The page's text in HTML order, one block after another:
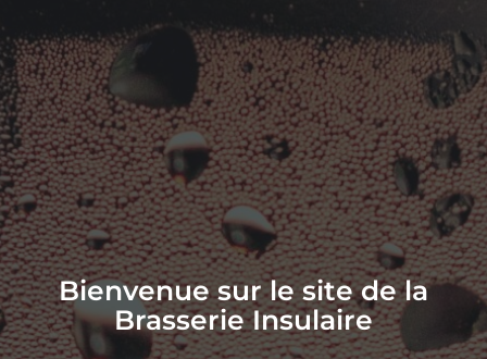
Bienvenue sur le site de la
Brasserie Insulaire